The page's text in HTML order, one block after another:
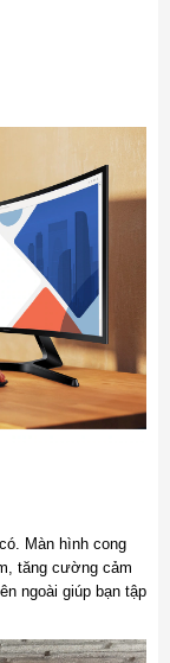
Màn hình cong
tăng cường cảm
ngoài giúp bạn tập